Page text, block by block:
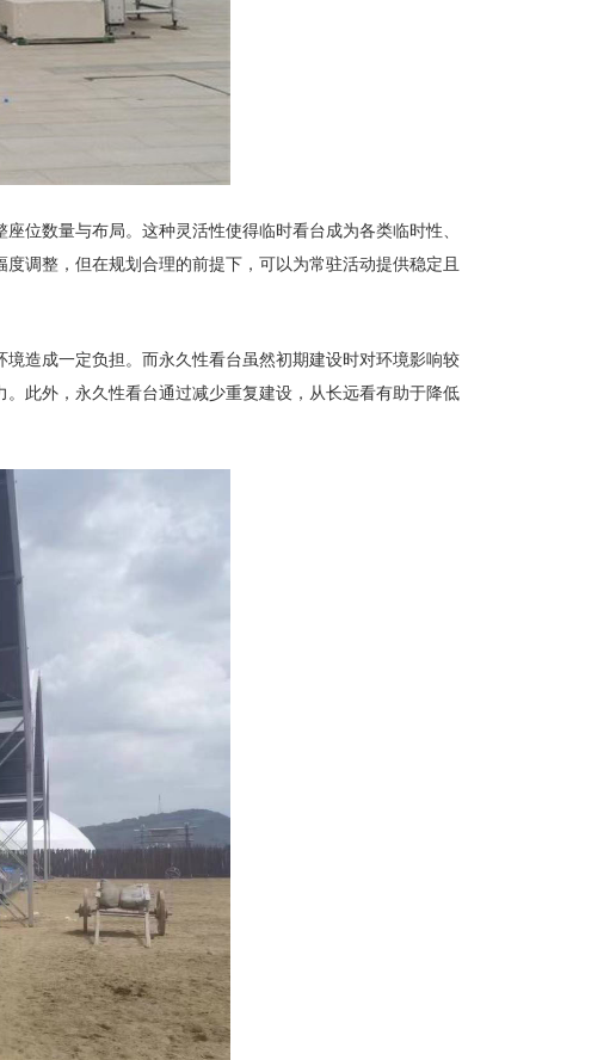
位数量与布局。这种灵活性使得临时看台成为各类临时性、
调整，但在规划合理的前提下，可以为常驻活动提供稳定且
造成一定负担。而永久性看台虽然初期建设时对环境影响较
此外，永久性看台通过减少重复建设，从长远看有助于降低